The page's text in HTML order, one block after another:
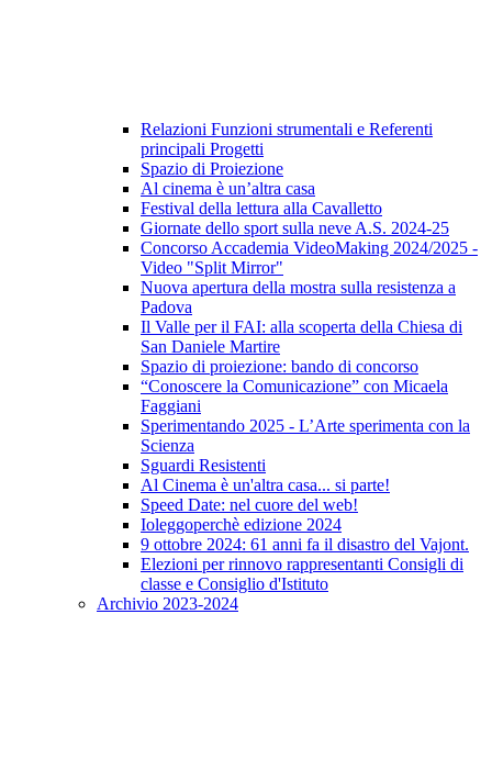
Relazioni Funzioni strumentali e Referenti
principali Progetti
Spazio di Proiezione
Al cinema è un’altra casa
Festival della lettura alla Cavalletto
Giornate dello sport sulla neve A.S. 2024-25
Concorso Accademia VideoMaking 2024/2025 -
Video "Split Mirror"
Nuova apertura della mostra sulla resistenza a
Padova
Il Valle per il FAI: alla scoperta della Chiesa di
San Daniele Martire
Spazio di proiezione: bando di concorso
“Conoscere la Comunicazione” con Micaela
Faggiani
Sperimentando 2025 - L’Arte sperimenta con la
Scienza
Sguardi Resistenti
Al Cinema è un'altra casa... si parte!
Speed Date: nel cuore del web!
Ioleggoperchè edizione 2024
9 ottobre 2024: 61 anni fa il disastro del Vajont.
Elezioni per rinnovo rappresentanti Consigli di
classe e Consiglio d'Istituto
Archivio 2023-2024